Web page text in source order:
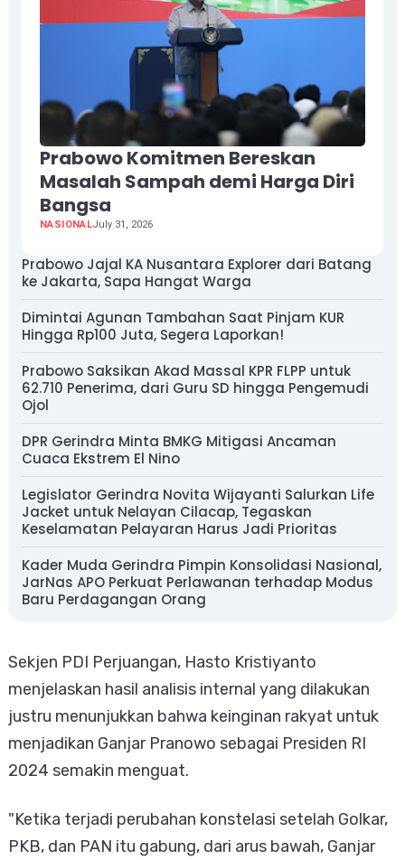
Prabowo Komitmen Bereskan
Masalah Sampah demi Harga Diri
Bangsa
NASIONALJuly 31, 2026
Prabowo Jajal KA Nusantara Explorer dari Batang
ke Jakarta, Sapa Hangat Warga
Dimintai Agunan Tambahan Saat Pinjam KUR
Hingga Rp100 Juta, Segera Laporkan!
Prabowo Saksikan Akad Massal KPR FLPP untuk
62.710 Penerima, dari Guru SD hingga Pengemudi
Ojol
DPR Gerindra Minta BMKG Mitigasi Ancaman
Cuaca Ekstrem El Nino
Legislator Gerindra Novita Wijayanti Salurkan Life
Jacket untuk Nelayan Cilacap, Tegaskan
Keselamatan Pelayaran Harus Jadi Prioritas
Kader Muda Gerindra Pimpin Konsolidasi Nasional,
JarNas APO Perkuat Perlawanan terhadap Modus
Baru Perdagangan Orang
Sekjen PDI Perjuangan, Hasto Kristiyanto
menjelaskan hasil analisis internal yang dilakukan
justru menunjukkan bahwa keinginan rakyat untuk
menjadikan Ganjar Pranowo sebagai Presiden RI
2024 semakin menguat.
"Ketika terjadi perubahan konstelasi setelah Golkar,
PKB, dan PAN itu gabung, dari arus bawah, Ganjar